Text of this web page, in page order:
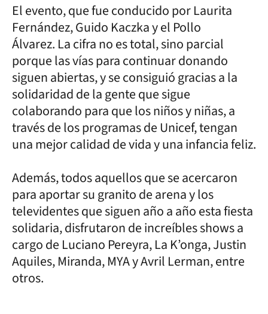
El evento, que fue conducido por Laurita
Fernández, Guido Kaczka y el Pollo
Álvarez. La cifra no es total, sino parcial
porque las vías para continuar donando
siguen abiertas, y se consiguió gracias a la
solidaridad de la gente que sigue
colaborando para que los niños y niñas, a
través de los programas de Unicef, tengan
una mejor calidad de vida y una infancia feliz.
Además, todos aquellos que se acercaron
para aportar su granito de arena y los
televidentes que siguen año a año esta fiesta
solidaria, disfrutaron de increíbles shows a
cargo de Luciano Pereyra, La K’onga, Justin
Aquiles, Miranda, MYA y Avril Lerman, entre
otros.